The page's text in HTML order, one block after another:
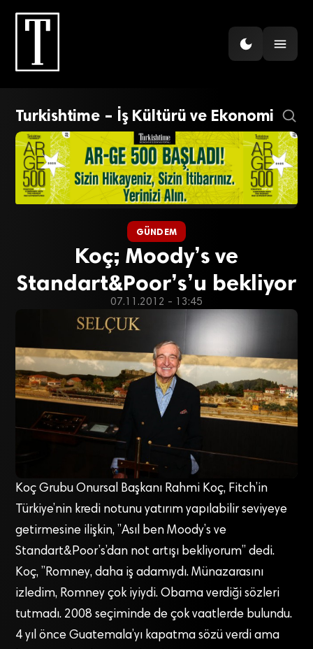
Turkishtime – İş Kültürü ve Ekonomi
GÜNDEM
Koç; Moody’s ve
Standart&Poor’s’u bekliyor
07.11.2012 - 13:45
Koç Grubu Onursal Başkanı Rahmi Koç, Fitch’in
Türkiye’nin kredi notunu yatırım yapılabilir seviyeye
getirmesine ilişkin, ”Asıl ben Moody’s ve
Standart&Poor’s’dan not artışı bekliyorum” dedi.
Koç, ”Romney, daha iş adamıydı. Münazarasını
izledim, Romney çok iyiydi. Obama verdiği sözleri
tutmadı. 2008 seçiminde de çok vaatlerde bulundu.
4 yıl önce Guatemala’yı kapatma sözü verdi ama